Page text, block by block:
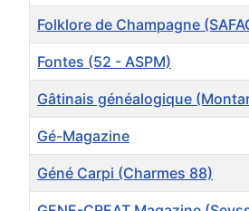
Folklore de Champagne
Fontes (52 - ASPM)
Gâtinais généalogique
Gé-Magazine
Géné Carpi (Charmes 88)